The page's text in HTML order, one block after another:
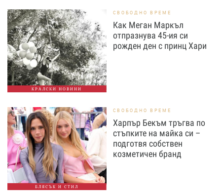
КРАЛСКИ НОВИНИ
СВОБОДНО ВРЕМЕ
Как Меган Маркъл
отпразнува 45-ия си
рожден ден с принц Хари
БЛЯСЪК И СТИЛ
СВОБОДНО ВРЕМЕ
Харпър Бекъм тръгва по
стъпките на майка си –
подготвя собствен
козметичен бранд